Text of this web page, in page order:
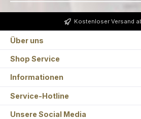
Kostenloser Versand
Über uns
Shop Service
Informationen
Service-Hotline
Unsere Social Media